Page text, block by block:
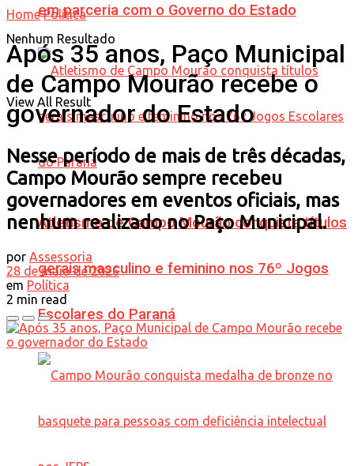
em parceria com o Governo do Estado
Atletismo de Campo Mourão conquista títulos
gerais masculino e feminino nos 76º Jogos
Escolares do Paraná
Nenhum Resultado
View All Result
Home Política
Após 35 anos, Paço Municipal
de Campo Mourão recebe o
governador do Estado
Nesse período de mais de três décadas,
Campo Mourão sempre recebeu
governadores em eventos oficiais, mas
nenhum realizado no Paço Municipal.
por Assessoria
28 de maio de 2026
em Política
2 min read